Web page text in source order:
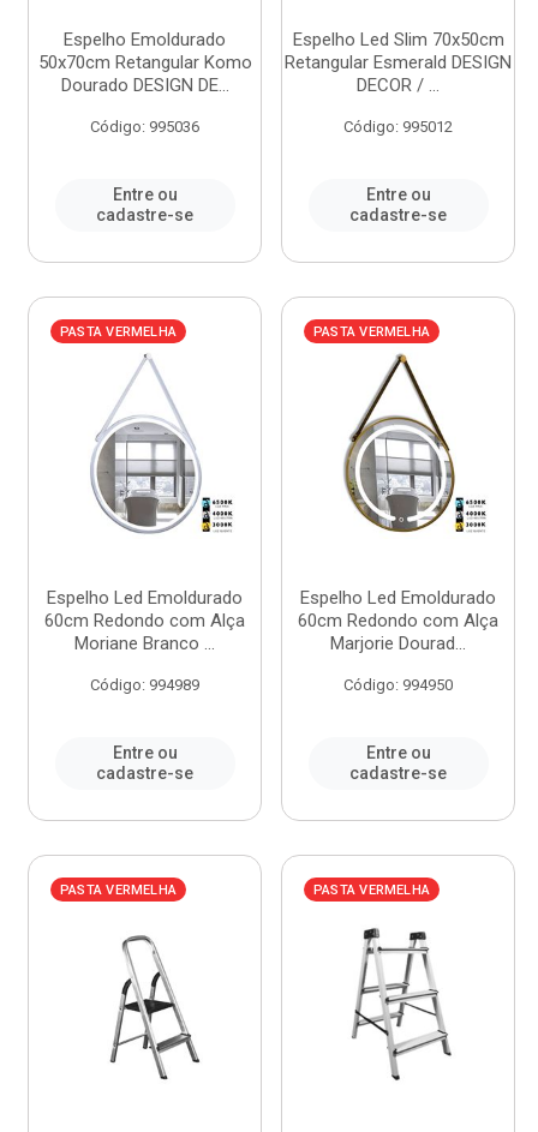
Espelho Emoldurado
50x70cm Retangular Komo
Dourado DESIGN DE...
Código: 995036
Entre ou
cadastre-se
Espelho Led Slim 70x50cm
Retangular Esmerald DESIGN
DECOR / ...
Código: 995012
Entre ou
cadastre-se
PASTA VERMELHA
Espelho Led Emoldurado
60cm Redondo com Alça
Moriane Branco ...
Código: 994989
Entre ou
cadastre-se
PASTA VERMELHA
Espelho Led Emoldurado
60cm Redondo com Alça
Marjorie Dourad...
Código: 994950
Entre ou
cadastre-se
PASTA VERMELHA PASTA VERMELHA